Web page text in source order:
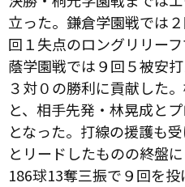
立った。鎌倉学園戦では
回１失点のロングリリー
蔭学園戦では９回５被安打
３対０の勝利に貢献した
と、相手先発・林晃成と
となった。打線の援護も
とリードしたものの終盤
186球13奪三振で９回を投